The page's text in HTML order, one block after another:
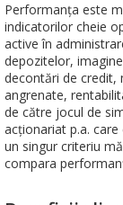
Performanța este
indicatorilor cheie
active în
depozitelor,
decontări de credit,
angrenate,
de către jocul de
acționariat p.a.
un singur criteriu
compara